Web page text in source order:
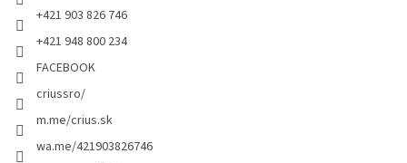
+421 903 826 746
+421 948 800 234
FACEBOOK
criussro/
m.me/crius.sk
wa.me/421903826746